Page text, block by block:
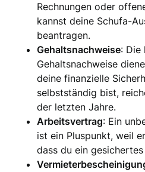
Rechnungen oder
kannst deine Schufa-
beantragen.
Gehaltsnachweise: Die
Gehaltsnachweise
deine finanzielle
selbstständig bist,
der letzten Jahre.
Arbeitsvertrag: Ein
ist ein Pluspunkt, weil
dass du ein